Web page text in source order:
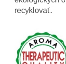
recyklovať.